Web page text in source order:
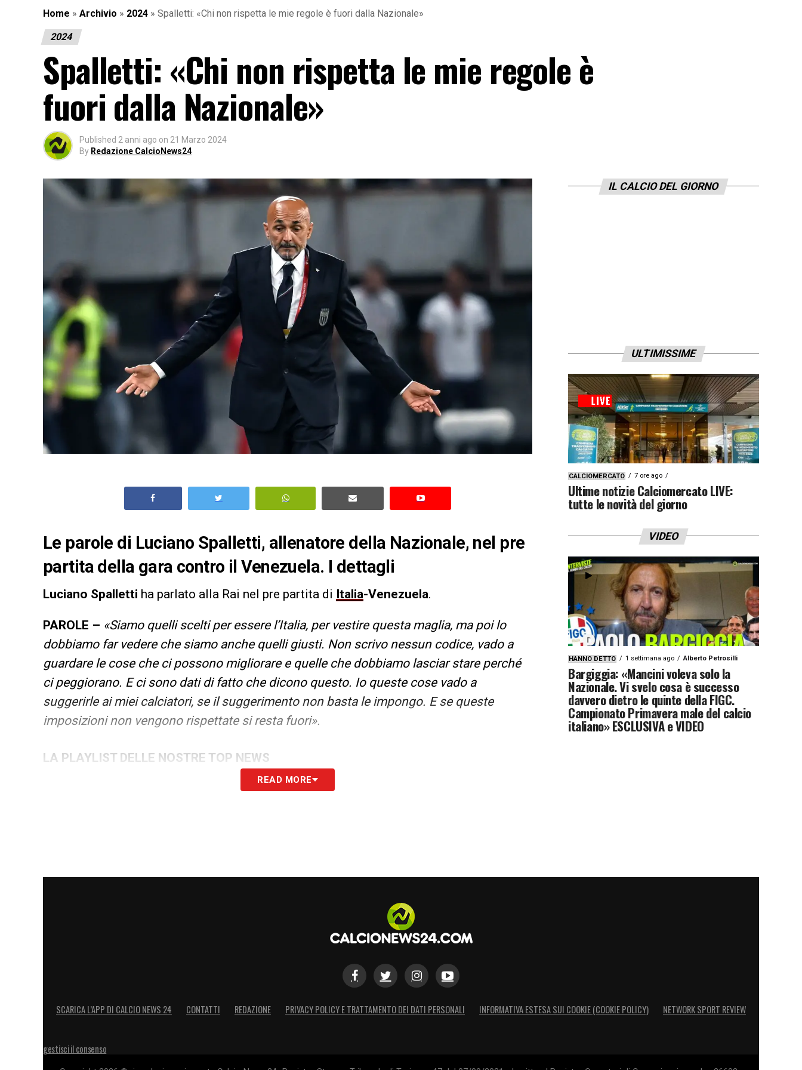
Home » Archivio » 2024 » Spalletti: «Chi non rispetta le mie regole è fuori dalla Nazionale»
2024
Spalletti: «Chi non rispetta le mie regole è
fuori dalla Nazionale»
Published 2 anni ago on 21 Marzo 2024
By Redazione CalcioNews24
Le parole di Luciano Spalletti, allenatore della Nazionale, nel pre
partita della gara contro il Venezuela. I dettagli
Luciano Spalletti ha parlato alla Rai nel pre partita di Italia-Venezuela.
PAROLE – «Siamo quelli scelti per essere l’Italia, per vestire questa maglia, ma poi lo
dobbiamo far vedere che siamo anche quelli giusti. Non scrivo nessun codice, vado a
guardare le cose che ci possono migliorare e quelle che dobbiamo lasciar stare perché
ci peggiorano. E ci sono dati di fatto che dicono questo. Io queste cose vado a
suggerirle ai miei calciatori, se il suggerimento non basta le impongo. E se queste
imposizioni non vengono rispettate si resta fuori».
LA PLAYLIST DELLE NOSTRE TOP NEWS
READ MORE
IL CALCIO DEL GIORNO
ULTIMISSIME
CALCIOMERCATO 7 ore ago
Ultime notizie Calciomercato LIVE:
tutte le novità del giorno
VIDEO
HANNO DETTO 1 settimana ago Alberto Petrosilli
Bargiggia: «Mancini voleva solo la
Nazionale. Vi svelo cosa è successo
davvero dietro le quinte della FIGC.
Campionato Primavera male del calcio
italiano» ESCLUSIVA e VIDEO
SCARICA L’APP DI CALCIO NEWS 24 CONTATTI REDAZIONE PRIVACY POLICY E TRATTAMENTO DEI DATI PERSONALI INFORMATIVA ESTESA SUI COOKIE (COOKIE POLICY) NETWORK SPORT REVIEW
gestisci il consenso